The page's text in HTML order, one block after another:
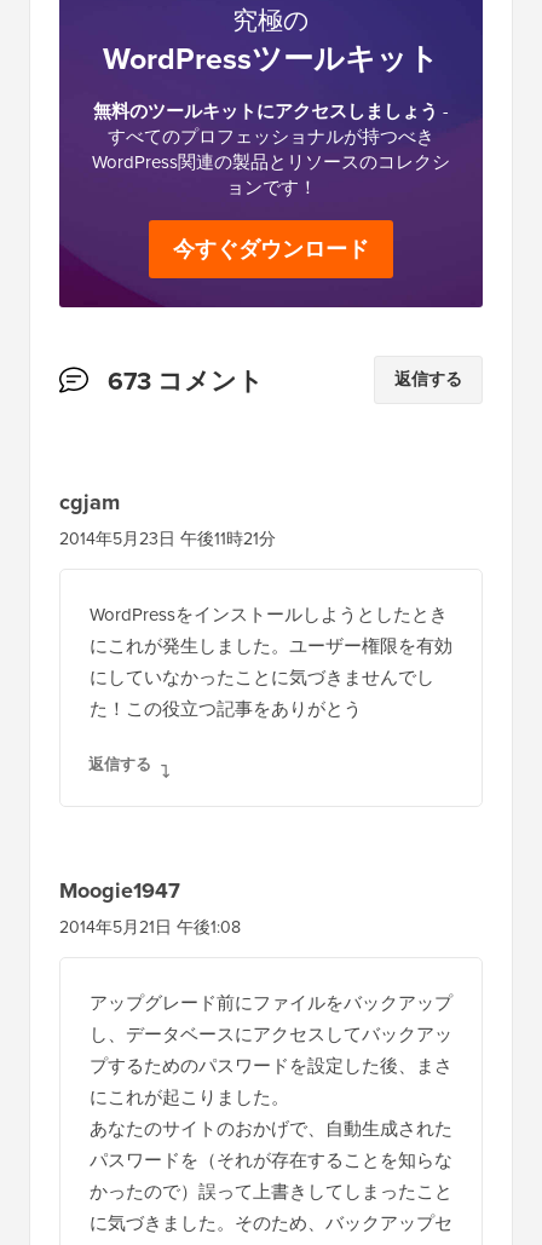
究極の
WordPressツールキット
無料のツールキットにアクセスしましょう -
すべてのプロフェッショナルが持つべき
WordPress関連の製品とリソースのコレクシ
ョンです！
今すぐダウンロード
読
の
イ
ン
673 コメント 返信する
cgjam
2014年5月23日 午後11時21分
WordPressをインストールしようとしたとき
にこれが発生しました。ユーザー権限を有効
にしていなかったことに気づきませんでし
た！この役立つ記事をありがとう
返信する
Moogie1947
2014年5月21日 午後1:08
アップグレード前にファイルをバックアップ
し、データベースにアクセスしてバックアッ
プするためのパスワードを設定した後、まさ
にこれが起こりました。
あなたのサイトのおかげで、自動生成された
パスワードを（それが存在することを知らな
かったので）誤って上書きしてしまったこと
に気づきました。そのため、バックアップセ